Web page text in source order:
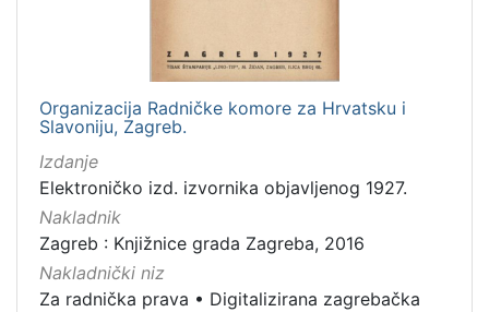
Organizacija Radničke komore za Hrvatsku i
Slavoniju, Zagreb.
Izdanje
Elektroničko izd. izvornika objavljenog 1927.
Nakladnik
Zagreb : Knjižnice grada Zagreba, 2016
Nakladnički niz
Za radnička prava • Digitalizirana zagrebačka